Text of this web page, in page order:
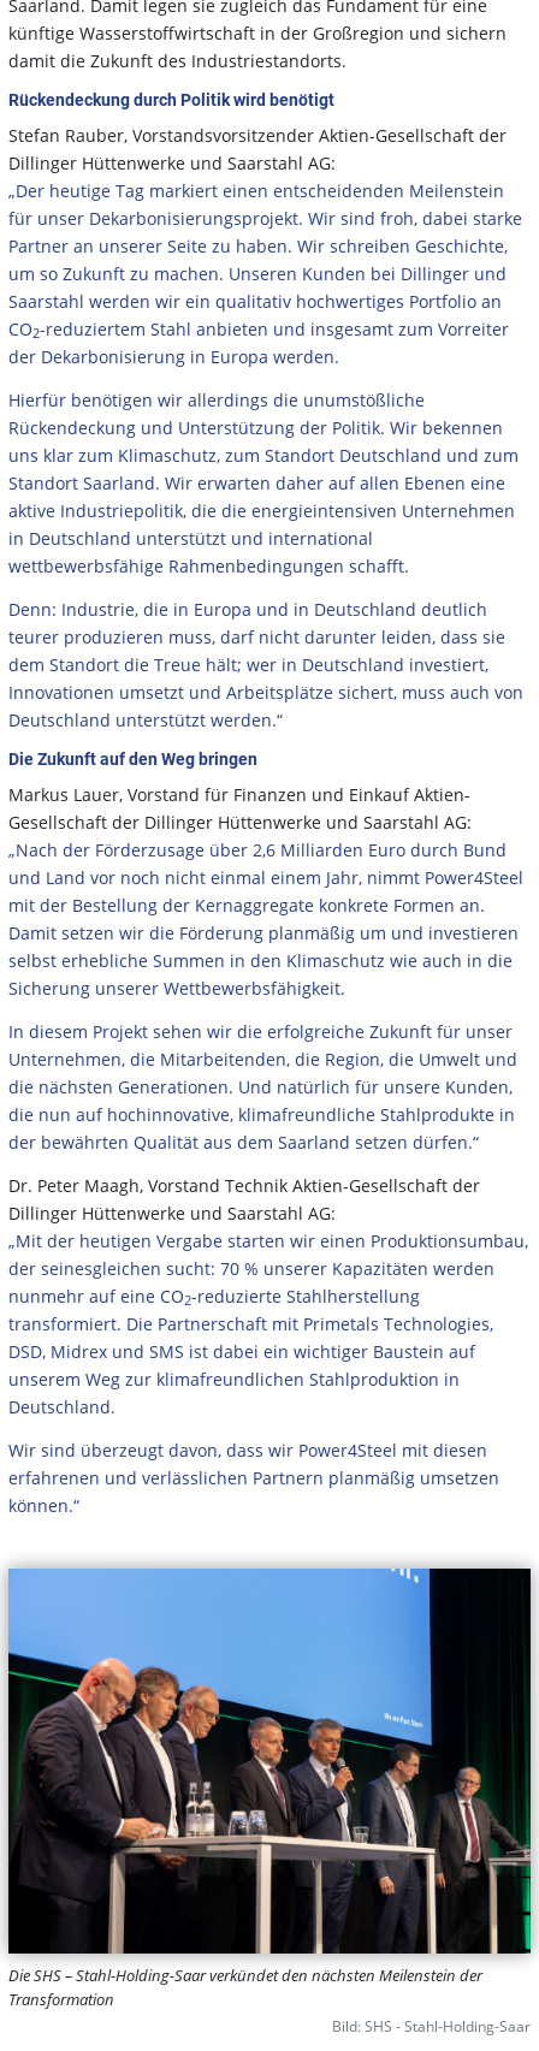
Saarland. Damit legen sie zugleich das Fundament für eine
künftige Wasserstoffwirtschaft in der Großregion und sichern
damit die Zukunft des Industriestandorts.
Rückendeckung durch Politik wird benötigt
Stefan Rauber, Vorstandsvorsitzender Aktien-Gesellschaft der
Dillinger Hüttenwerke und Saarstahl AG:
„Der heutige Tag markiert einen entscheidenden Meilenstein
für unser Dekarbonisierungsprojekt. Wir sind froh, dabei starke
Partner an unserer Seite zu haben. Wir schreiben Geschichte,
um so Zukunft zu machen. Unseren Kunden bei Dillinger und
Saarstahl werden wir ein qualitativ hochwertiges Portfolio an
CO2-reduziertem Stahl anbieten und insgesamt zum Vorreiter
der Dekarbonisierung in Europa werden.
Hierfür benötigen wir allerdings die unumstößliche
Rückendeckung und Unterstützung der Politik. Wir bekennen
uns klar zum Klimaschutz, zum Standort Deutschland und zum
Standort Saarland. Wir erwarten daher auf allen Ebenen eine
aktive Industriepolitik, die die energieintensiven Unternehmen
in Deutschland unterstützt und international
wettbewerbsfähige Rahmenbedingungen schafft.
Denn: Industrie, die in Europa und in Deutschland deutlich
teurer produzieren muss, darf nicht darunter leiden, dass sie
dem Standort die Treue hält; wer in Deutschland investiert,
Innovationen umsetzt und Arbeitsplätze sichert, muss auch von
Deutschland unterstützt werden.“
Die Zukunft auf den Weg bringen
Markus Lauer, Vorstand für Finanzen und Einkauf Aktien-
Gesellschaft der Dillinger Hüttenwerke und Saarstahl AG:
„Nach der Förderzusage über 2,6 Milliarden Euro durch Bund
und Land vor noch nicht einmal einem Jahr, nimmt Power4Steel
mit der Bestellung der Kernaggregate konkrete Formen an.
Damit setzen wir die Förderung planmäßig um und investieren
selbst erhebliche Summen in den Klimaschutz wie auch in die
Sicherung unserer Wettbewerbsfähigkeit.
In diesem Projekt sehen wir die erfolgreiche Zukunft für unser
Unternehmen, die Mitarbeitenden, die Region, die Umwelt und
die nächsten Generationen. Und natürlich für unsere Kunden,
die nun auf hochinnovative, klimafreundliche Stahlprodukte in
der bewährten Qualität aus dem Saarland setzen dürfen.“
Dr. Peter Maagh, Vorstand Technik Aktien-Gesellschaft der
Dillinger Hüttenwerke und Saarstahl AG:
„Mit der heutigen Vergabe starten wir einen Produktionsumbau,
der seinesgleichen sucht: 70 % unserer Kapazitäten werden
nunmehr auf eine CO2-reduzierte Stahlherstellung
transformiert. Die Partnerschaft mit Primetals Technologies,
DSD, Midrex und SMS ist dabei ein wichtiger Baustein auf
unserem Weg zur klimafreundlichen Stahlproduktion in
Deutschland.
Wir sind überzeugt davon, dass wir Power4Steel mit diesen
erfahrenen und verlässlichen Partnern planmäßig umsetzen
können.“
Die SHS – Stahl-Holding-Saar verkündet den nächsten Meilenstein der
Transformation
Bild: SHS - Stahl-Holding-Saar